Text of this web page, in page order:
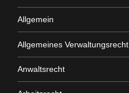
Allgemein
Allgemeines Verwaltungsrecht
Anwaltsrecht